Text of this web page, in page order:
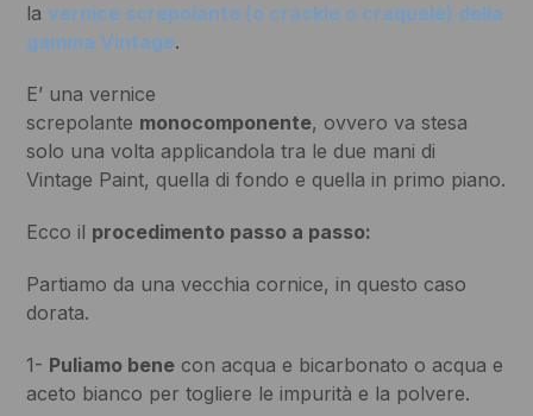
la vernice screpolante (o crackle o craquelè) della
gamma Vintage.
E’ una vernice
screpolante monocomponente, ovvero va stesa
solo una volta applicandola tra le due mani di
Vintage Paint, quella di fondo e quella in primo piano.
Ecco il procedimento passo a passo:
Partiamo da una vecchia cornice, in questo caso
dorata.
1- Puliamo bene con acqua e bicarbonato o acqua e
aceto bianco per togliere le impurità e la polvere.